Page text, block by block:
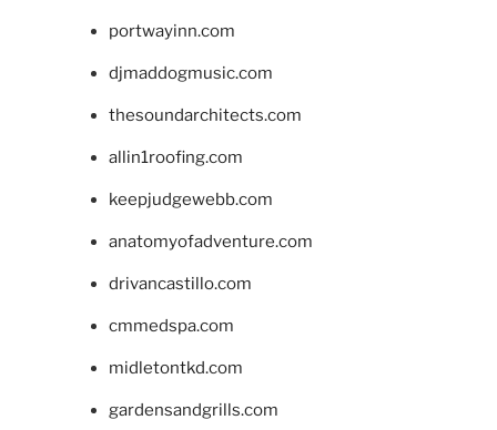
portwayinn.com
djmaddogmusic.com
thesoundarchitects.com
allin1roofing.com
keepjudgewebb.com
anatomyofadventure.com
drivancastillo.com
cmmedspa.com
midletontkd.com
gardensandgrills.com